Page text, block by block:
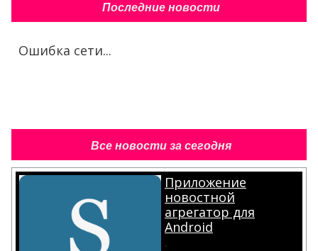
Последние новости
Ошибка сети...
Все новости за сегодня
Приложение
новостной
агрегатор для
Android
.